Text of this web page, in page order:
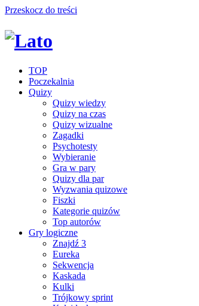
Przeskocz do treści
TOP
Poczekalnia
Quizy
Quizy wiedzy
Quizy na czas
Quizy wizualne
Zagadki
Psychotesty
Wybieranie
Gra w pary
Quizy dla par
Wyzwania quizowe
Fiszki
Kategorie quizów
Top autorów
Gry logiczne
Znajdź 3
Eureka
Sekwencja
Kaskada
Kulki
Trójkowy sprint